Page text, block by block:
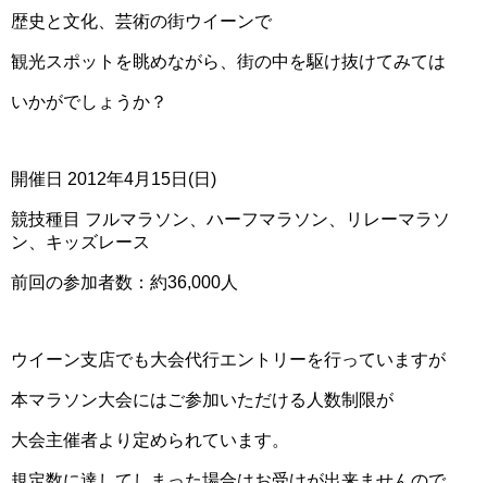
歴史と文化、芸術の街ウイーンで
観光スポットを眺めながら、街の中を駆け抜けてみては
いかがでしょうか？
開催日 2012年4月15日(日)
競技種目 フルマラソン、ハーフマラソン、リレーマラソ
ン、キッズレース
前回の参加者数：約36,000人
ウイーン支店でも大会代行エントリーを行っていますが
本マラソン大会にはご参加いただける人数制限が
大会主催者より定められています。